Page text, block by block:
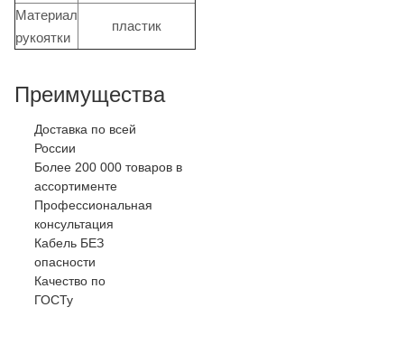
Материал
рукоятки
пластик
Преимущества
Доставка по всей
России
Более 200 000 товаров в
ассортименте
Профессиональная
консультация
Кабель БЕЗ
опасности
Качество по
ГОСТу